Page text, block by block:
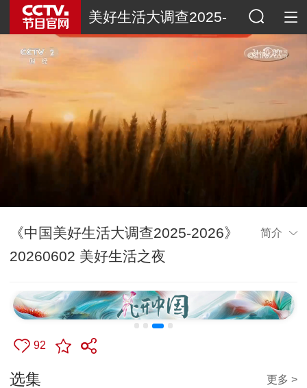
美好生活大调查2025-
《中国美好生活大调查2025-2026》
20260602 美好生活之夜
简介
92
选集 更多 >